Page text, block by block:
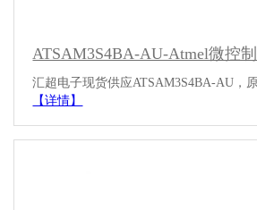
ATSAM3S4BA-AU-Atmel微控
汇超电子现货供应ATSAM3S4BA-AU，
【详情】